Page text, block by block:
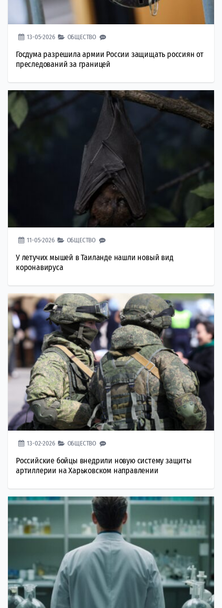
13-05-2026 ОБЩЕСТВО
Госдума разрешила армии России защищать россиян от
преследований за границей
11-05-2026 ОБЩЕСТВО
У летучих мышей в Таиланде нашли новый вид
коронавируса
13-02-2026 ОБЩЕСТВО
Российские бойцы внедрили новую систему защиты
артиллерии на Харьковском направлении